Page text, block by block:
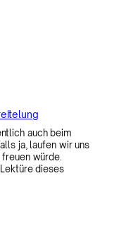
auch beim
ja, laufen wir uns
würde.
dieses